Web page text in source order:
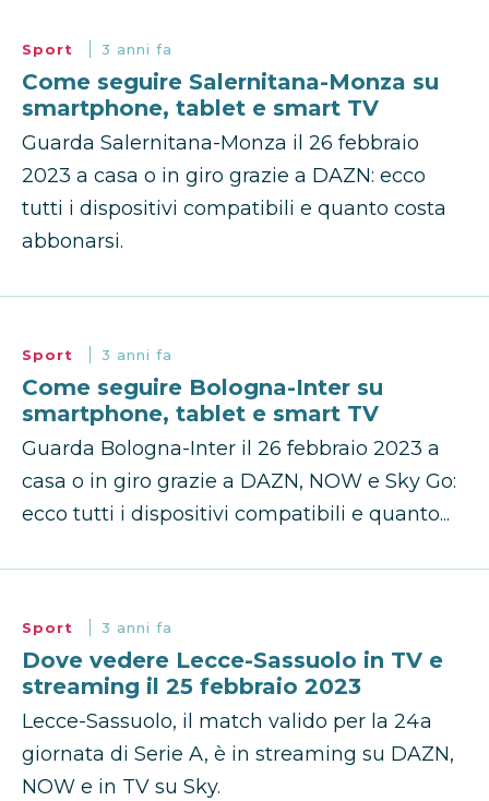
Sport 3 anni fa
Come seguire Salernitana-Monza su
smartphone, tablet e smart TV
Guarda Salernitana-Monza il 26 febbraio
2023 a casa o in giro grazie a DAZN: ecco
tutti i dispositivi compatibili e quanto costa
abbonarsi.
Sport 3 anni fa
Come seguire Bologna-Inter su
smartphone, tablet e smart TV
Guarda Bologna-Inter il 26 febbraio 2023 a
casa o in giro grazie a DAZN, NOW e Sky Go:
ecco tutti i dispositivi compatibili e quanto...
Sport 3 anni fa
Dove vedere Lecce-Sassuolo in TV e
streaming il 25 febbraio 2023
Lecce-Sassuolo, il match valido per la 24a
giornata di Serie A, è in streaming su DAZN,
NOW e in TV su Sky.